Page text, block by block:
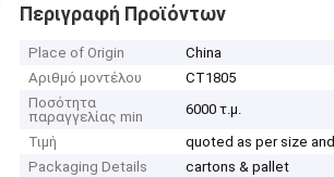
Περιγραφή Προϊόντων
Place of Origin
China
Αριθμό μοντέλου
CT1805
Ποσότητα
παραγγελίας min
6000 τ.μ.
Τιμή
quoted as per size
Packaging Details
cartons & pallet